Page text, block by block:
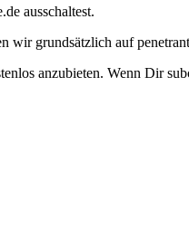
ausschaltest.
wir grundsätzlich auf
anzubieten. Wenn Dir